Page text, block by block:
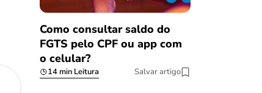
Como consultar saldo do
FGTS pelo CPF ou app com
o celular?
14 min Leitura Salvar artigo